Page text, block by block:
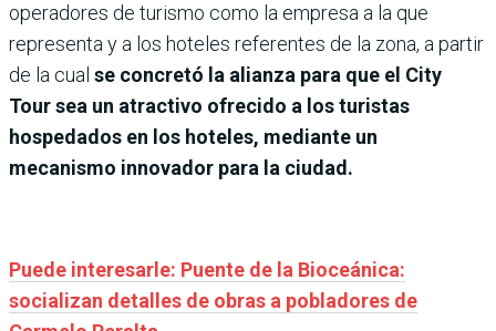
operadores de turismo como la empresa a la que
representa y a los hoteles referentes de la zona, a partir
de la cual se concretó la alianza para que el City
Tour sea un atractivo ofrecido a los turistas
hospedados en los hoteles, mediante un
mecanismo innovador para la ciudad.
Puede interesarle: Puente de la Bioceánica:
socializan detalles de obras a pobladores de